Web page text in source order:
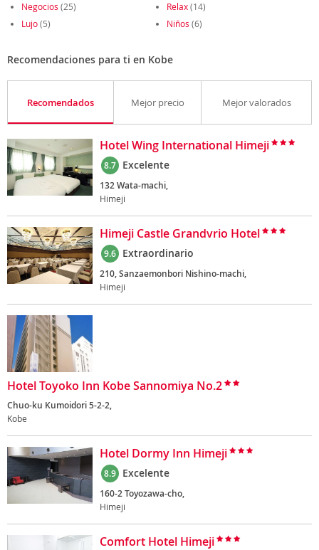
Negocios (25) Relax(14)
Lujo(5) Niños (6)
Recomendaciones para ti en Kobe
Recomendados Mejor precio Mejor valorados
Hotel Wing International Himeji
8.7 Excelente
132 Wata-machi,
Himeji
Himeji Castle Grandvrio Hotel
9.6 Extraordinario
210, Sanzaemonbori Nishino-machi,
Himeji
Hotel Toyoko Inn Kobe Sannomiya No.2
Chuo-ku Kumoidori 5-2-2,
Kobe
Hotel Dormy Inn Himeji
8.9 Excelente
160-2 Toyozawa-cho,
Himeji
Comfort Hotel Himeji